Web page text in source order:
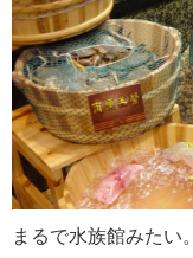
まるで水族館みたい。